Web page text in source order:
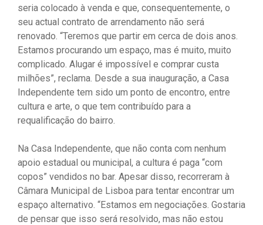
seria colocado à venda e que, consequentemente, o
seu actual contrato de arrendamento não será
renovado. “Teremos que partir em cerca de dois anos.
Estamos procurando um espaço, mas é muito, muito
complicado. Alugar é impossível e comprar custa
milhões”, reclama. Desde a sua inauguração, a Casa
Independente tem sido um ponto de encontro, entre
cultura e arte, o que tem contribuído para a
requalificação do bairro.
Na Casa Independente, que não conta com nenhum
apoio estadual ou municipal, a cultura é paga “com
copos” vendidos no bar. Apesar disso, recorreram à
Câmara Municipal de Lisboa para tentar encontrar um
espaço alternativo. “Estamos em negociações. Gostaria
de pensar que isso será resolvido, mas não estou